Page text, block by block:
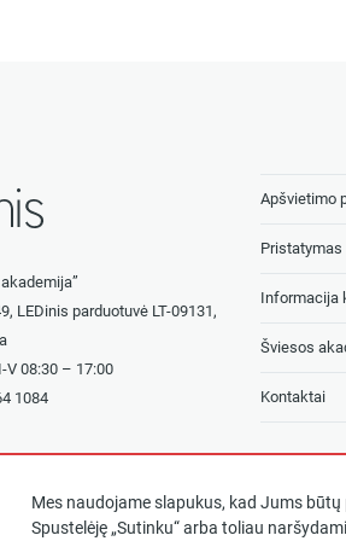
LEDinis parduotuvė LT-09131,
V 08:30 – 17:00
1084
Apšvietimo
Pristatymas
Informacija
Šviesos
Kontaktai
Mes naudojame slapukus, kad Jums
Spustelėję „Sutinku“ arba toliau